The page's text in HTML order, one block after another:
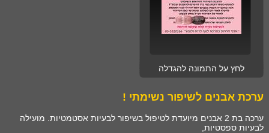
לחץ על התמונה להגדלה
ערכת אבנים לשיפור נשימתי !
ערכה בת 2 אבנים מיועדת לטיפול בשיפור לבעיות אסטמטיות. מועילה
לבעיות ספסטיות,